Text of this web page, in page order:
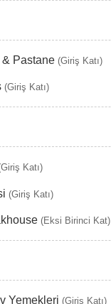
Pastane (Giriş Katı)
(Giriş Katı)
Katı)
(Giriş Katı)
(Eksi Birinci Kat)
Yemekleri (Giriş Katı)